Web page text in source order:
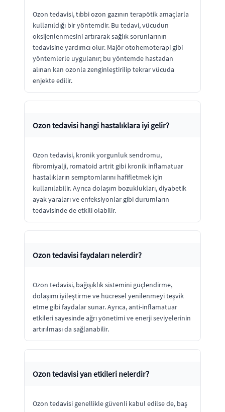
Ozon tedavisi, tıbbi ozon gazının terapötik amaçlarla
kullanıldığı bir yöntemdir. Bu tedavi, vücudun
oksijenlenmesini artırarak sağlık sorunlarının
tedavisine yardımcı olur. Majör otohemoterapi gibi
yöntemlerle uygulanır; bu yöntemde hastadan
alınan kan ozonla zenginleştirilip tekrar vücuda
enjekte edilir.
Ozon tedavisi hangi hastalıklara iyi gelir?
Ozon tedavisi, kronik yorgunluk sendromu,
fibromiyalji, romatoid artrit gibi kronik inflamatuar
hastalıkların semptomlarını hafifletmek için
kullanılabilir. Ayrıca dolaşım bozuklukları, diyabetik
ayak yaraları ve enfeksiyonlar gibi durumların
tedavisinde de etkili olabilir.
Ozon tedavisi faydaları nelerdir?
Ozon tedavisi, bağışıklık sistemini güçlendirme,
dolaşımı iyileştirme ve hücresel yenilenmeyi teşvik
etme gibi faydalar sunar. Ayrıca, anti-inflamatuar
etkileri sayesinde ağrı yönetimi ve enerji seviyelerinin
artırılması da sağlanabilir.
Ozon tedavisi yan etkileri nelerdir?
Ozon tedavisi genellikle güvenli kabul edilse de, baş